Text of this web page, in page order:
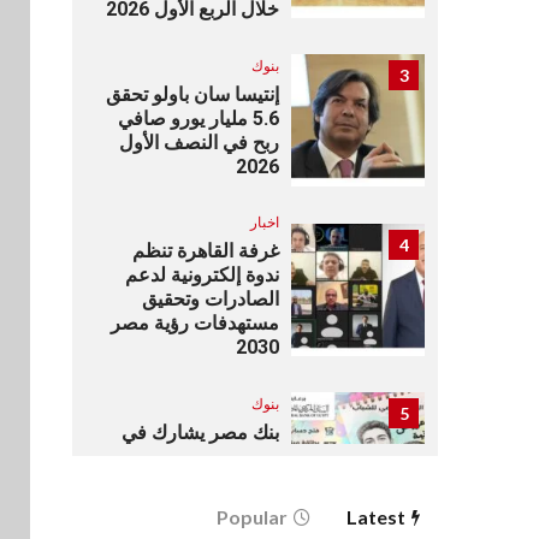
خلال الربع الأول 2026
3 بنوك
إنتيسا سان باولو تحقق
5.6 مليار يورو صافي
ربح في النصف الأول
2026
4
اخبار
غرفة القاهرة تنظم
ندوة إلكترونية لدعم
الصادرات وتحقيق
مستهدفات رؤية مصر
2030
5 بنوك
بنك مصر يشارك في
Latest
Popular